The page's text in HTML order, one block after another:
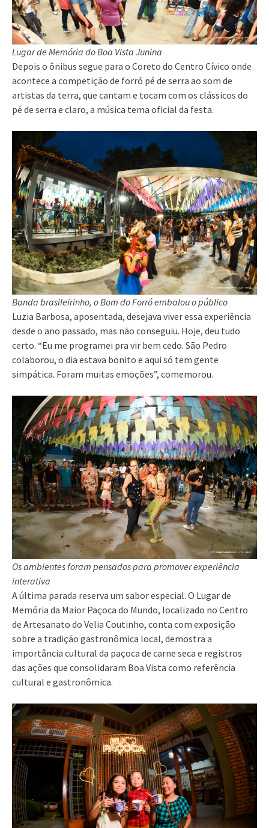
Lugar de Memória do Boa Vista Junina
Depois o ônibus segue para o Coreto do Centro Cívico onde
acontece a competição de forró pé de serra ao som de
artistas da terra, que cantam e tocam com os clássicos do
pé de serra e claro, a música tema oficial da festa.
Banda brasileirinho, o Bom do Forró embalou o público
Luzia Barbosa, aposentada, desejava viver essa experiência
desde o ano passado, mas não conseguiu. Hoje, deu tudo
certo. “Eu me programei pra vir bem cedo. São Pedro
colaborou, o dia estava bonito e aqui só tem gente
simpática. Foram muitas emoções”, comemorou.
Os ambientes foram pensados para promover experiência
interativa
A última parada reserva um sabor especial. O Lugar de
Memória da Maior Paçoca do Mundo, localizado no Centro
de Artesanato do Velia Coutinho, conta com exposição
sobre a tradição gastronômica local, demostra a
importância cultural da paçoca de carne seca e registros
das ações que consolidaram Boa Vista como referência
cultural e gastronômica.